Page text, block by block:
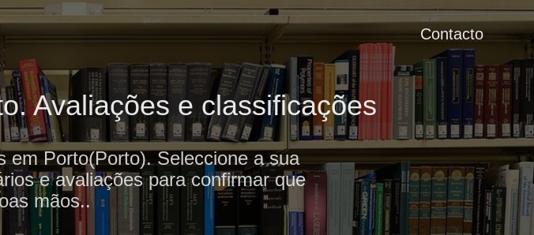
Contacto
Avaliações e classificações
em Porto(Porto). Seleccione a sua
e avaliações para confirmar que
mãos..